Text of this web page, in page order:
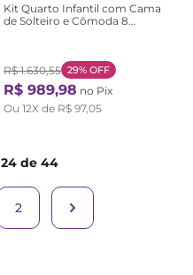
Kit Quarto Infantil com Cama
de Solteiro e Cômoda 8
R$ 1.630,55 29% OFF
R$ 989,98 no Pix
Ou 12X de R$ 97,05
24 de 44
2